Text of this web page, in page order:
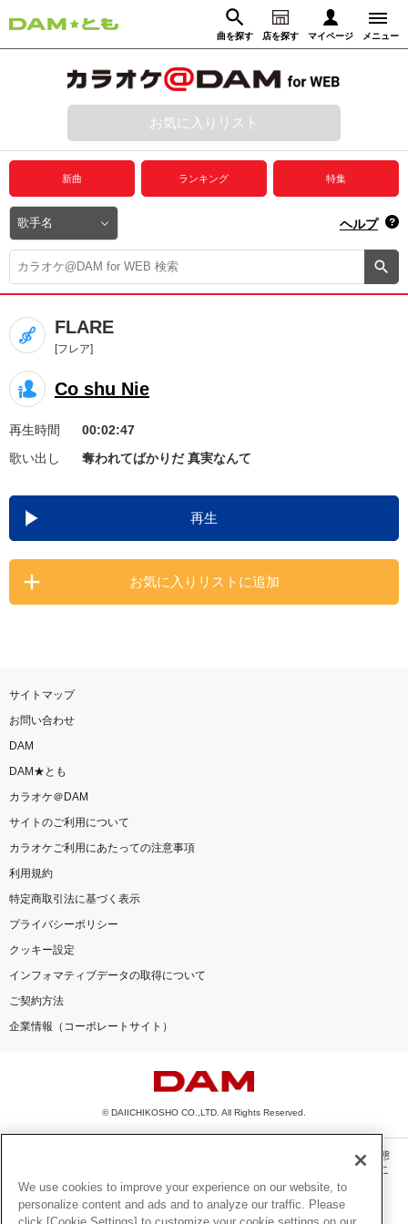
曲を探す 店を探す マイページ メニュー
動画からさがす 録音からさがす
ログイン
プレミアムサービス
DAM★とも動画
DAM★とも録音
カラオケ＠DAM
ユーザー検索
キャンペーン
お知らせ よくあるご質問
DAMの新曲・ランキングなど
カラオケ最新情報をチェック！
お気に入りリスト
新曲 ランキング 特集
ヘルプ
FLARE
[フレア]
Co shu Nie
再生時間
00:02:47
歌い出し
奪われてばかりだ 真実なんて
再生
お気に入りリストに追加
サイトマップ
お問い合わせ
DAM
DAM★とも
カラオケ＠DAM
サイトのご利用について
カラオケご利用にあたっての注意事項
利用規約
特定商取引法に基づく表示
プライバシーポリシー
クッキー設定
インフォマティブデータの取得について
ご契約方法
企業情報（コーポレートサイト）
© DAIICHIKOSHO CO.,LTD. All Rights Reserved.
このサイトに掲載されている一切の文章・画像・写真・動画・音声等を、手段や形態
を問わず、著作権法の定める範囲を超えて無断で複製、転載、ファイル化などするこ
とを禁じます。
楽曲及びコンテンツは、機種によりご利用いただけない場合があります。
We use cookies to improve your experience on our website, to
personalize content and ads and to analyze our traffic. Please